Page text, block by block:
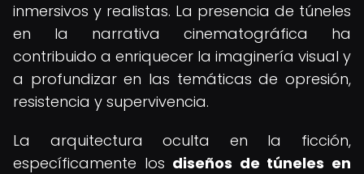
inmersivos y realistas. La presencia de túneles
en la narrativa cinematográfica ha
contribuido a enriquecer la imaginería visual y
a profundizar en las temáticas de opresión,
resistencia y supervivencia.
La arquitectura oculta en la ficción,
específicamente los diseños de túneles en